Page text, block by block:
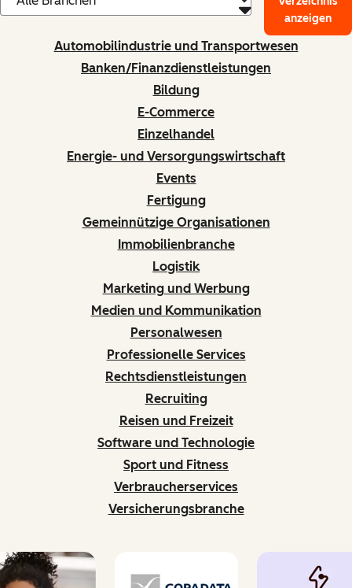
anzeigen
Automobilindustrie und Transportwesen
Banken/Finanzdienstleistungen
Bildung
E-Commerce
Einzelhandel
Energie- und Versorgungswirtschaft
Events
Fertigung
Gemeinnützige Organisationen
Immobilienbranche
Logistik
Marketing und Werbung
Medien und Kommunikation
Personalwesen
Professionelle Services
Rechtsdienstleistungen
Recruiting
Reisen und Freizeit
Software und Technologie
Sport und Fitness
Verbraucherservices
Versicherungsbranche